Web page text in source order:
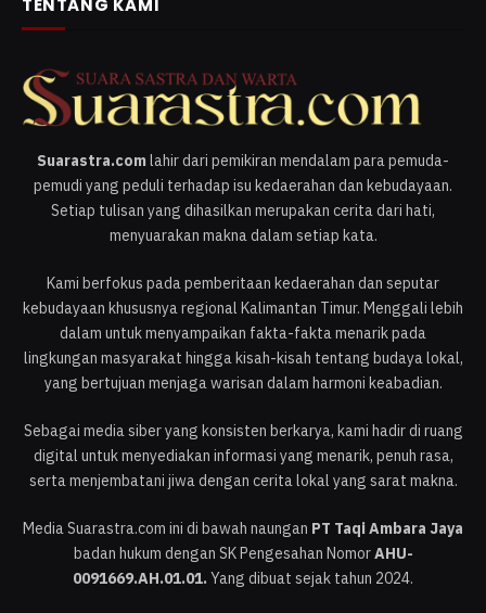
TENTANG KAMI
Suarastra.comlahir dari pemikiran mendalam para pemuda-
pemudi yang peduli terhadap isu kedaerahan dan kebudayaan.
Setiap tulisan yang dihasilkan merupakan cerita dari hati,
menyuarakan makna dalam setiap kata.
Kami berfokus pada pemberitaan kedaerahan dan seputar
kebudayaan khususnya regional Kalimantan Timur. Menggali lebih
dalam untuk menyampaikan fakta-fakta menarik pada
lingkungan masyarakat hingga kisah-kisah tentang budaya lokal,
yang bertujuan menjaga warisan dalam harmoni keabadian.
Sebagai media siber yang konsisten berkarya, kami hadir di ruang
digital untuk menyediakan informasi yang menarik, penuh rasa,
serta menjembatani jiwa dengan cerita lokal yang sarat makna.
Media Suarastra.com ini di bawah naungan PT Taqi Ambara Jaya
badan hukum dengan SK Pengesahan NomorAHU-
0091669.AH.01.01.Yang dibuat sejak tahun 2024.